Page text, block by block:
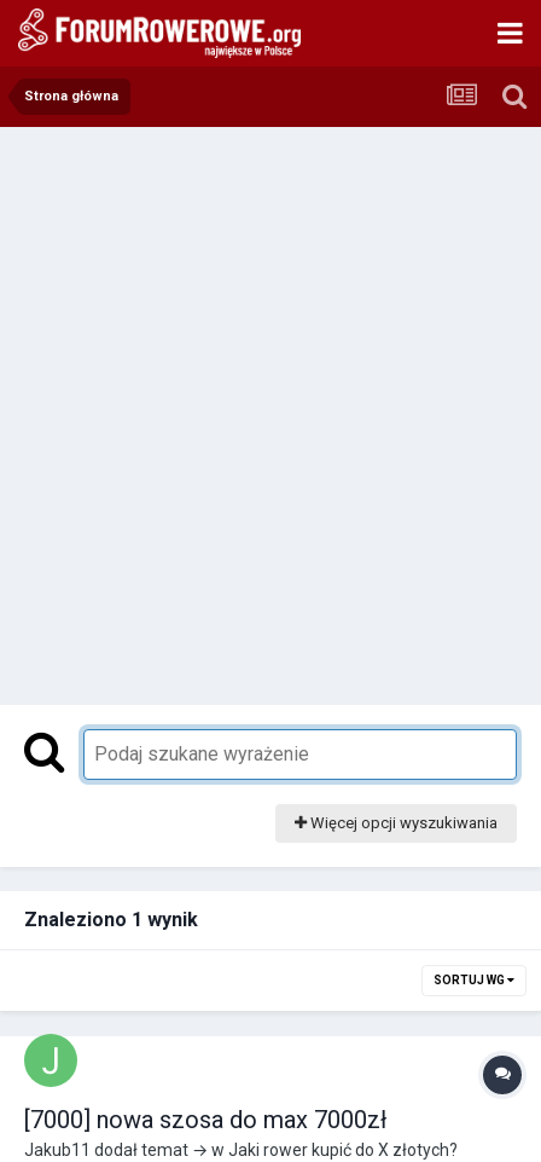
Strona główna
Więcej opcji wyszukiwania
Znaleziono 1 wynik
SORTUJ WG
[7000] nowa szosa do max 7000zł
Jakub11 dodał temat → w Jaki rower kupić do X złotych?